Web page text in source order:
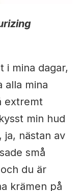
i mina dagar,
alla mina
extremt
min hud
ja, nästan av
små
du är
krämen på